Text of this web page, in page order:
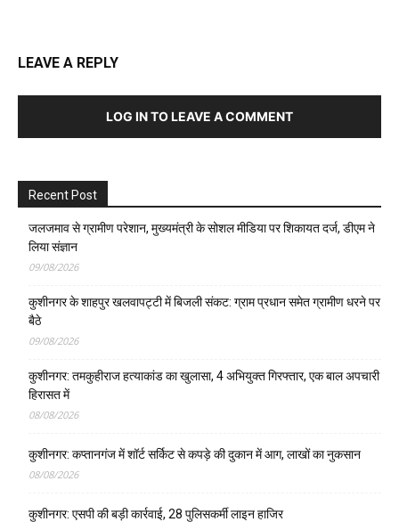
LEAVE A REPLY
LOG IN TO LEAVE A COMMENT
Recent Post
जलजमाव से ग्रामीण परेशान, मुख्यमंत्री के सोशल मीडिया पर शिकायत दर्ज, डीएम ने
लिया संज्ञान
09/08/2026
कुशीनगर के शाहपुर खलवापट्टी में बिजली संकट: ग्राम प्रधान समेत ग्रामीण धरने पर
बैठे
09/08/2026
कुशीनगर: तमकुहीराज हत्याकांड का खुलासा, 4 अभियुक्त गिरफ्तार, एक बाल अपचारी
हिरासत में
08/08/2026
कुशीनगर: कप्तानगंज में शॉर्ट सर्किट से कपड़े की दुकान में आग, लाखों का नुकसान
08/08/2026
कुशीनगर: एसपी की बड़ी कार्रवाई, 28 पुलिसकर्मी लाइन हाजिर